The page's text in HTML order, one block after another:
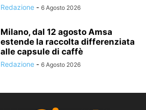
Redazione - 6 Agosto 2026
Milano, dal 12 agosto Amsa
estende la raccolta differenziata
alle capsule di caffè
Redazione - 6 Agosto 2026